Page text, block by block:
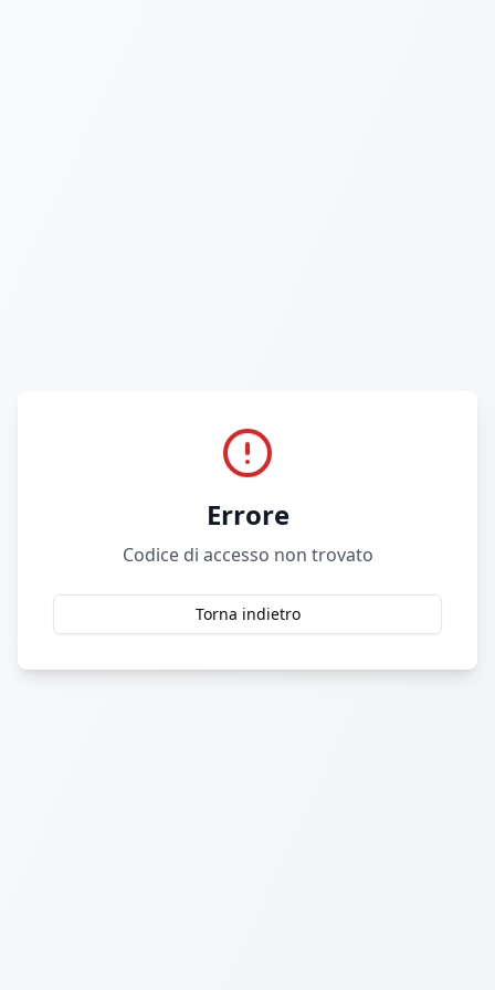
Errore
Codice di accesso non trovato
Torna indietro